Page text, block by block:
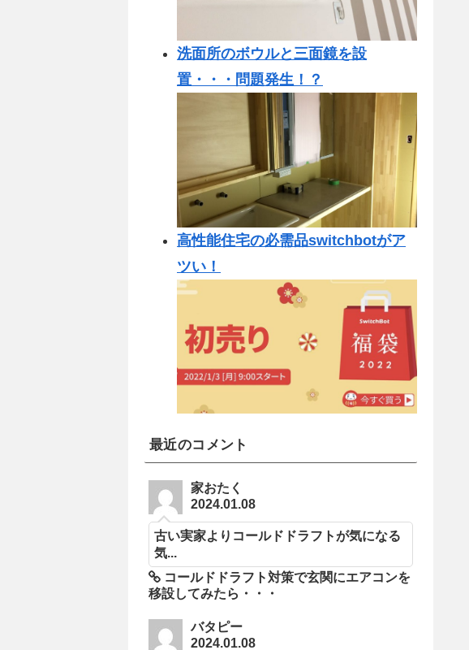
洗面所のボウルと三面鏡を設
置・・・問題発生！？
高性能住宅の必需品switchbotがア
ツい！
最近のコメント
家おたく
2024.01.08
古い実家よりコールドドラフトが気になる
気...
コールドドラフト対策で玄関にエアコンを
移設してみたら・・・
バタピー
2024.01.08